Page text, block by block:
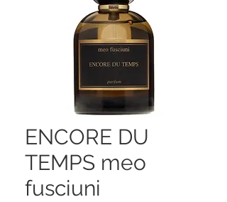
ENCORE DU
TEMPS meo
fusciuni